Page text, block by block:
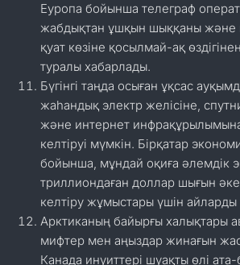
Еуропа бойынша телеграф
жабдықтан ұшқын шыққаны және
қуат көзіне қосылмай-ақ
туралы хабарлады.
Бүгінгі таңда осыған ұқсас
жаһандық электр желісіне,
және интернет
келтіруі мүмкін. Бірқатар
бойынша, мұндай оқиға әлемдік
триллиондаған доллар шығын
келтіру жұмыстары үшін айларды
Арктиканың байырғы халықтары
мифтер мен аңыздар жинағын
Канада инуиттері шуақты өлі